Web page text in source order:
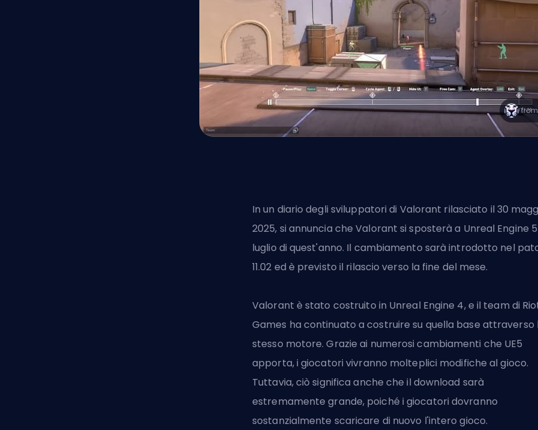
In un diario degli sviluppatori di Valorant rilasciato il 30
2025, si annuncia che Valorant si sposterà a Unreal Engine
luglio di quest'anno. Il cambiamento sarà introdotto nel
11.02 ed è previsto il rilascio verso la fine del mese.
Valorant è stato costruito in Unreal Engine 4, e il team di
Games ha continuato a costruire su quella base attraverso
stesso motore. Grazie ai numerosi cambiamenti che UE5
apporta, i giocatori vivranno molteplici modifiche al gioco.
Tuttavia, ciò significa anche che il download sarà
estremamente grande, poiché i giocatori dovranno
sostanzialmente scaricare di nuovo l'intero gioco.